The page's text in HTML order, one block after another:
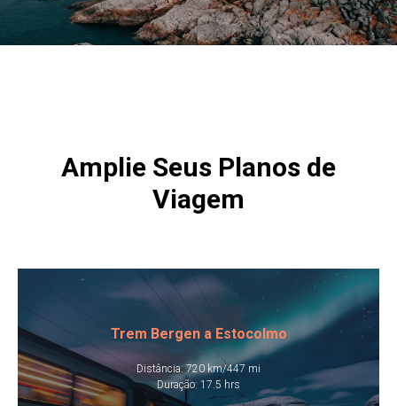
Amplie Seus Planos de
Viagem
Trem Bergen a Estocolmo​
​Distância: 720 km/447 mi
​Duração: 17.5 hrs